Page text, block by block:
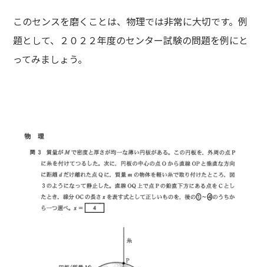
このセンスを磨くことは、物理では非常に大切です。例
題として、２０２２年度のセンター試験の問題を例にと
ってみましょう。